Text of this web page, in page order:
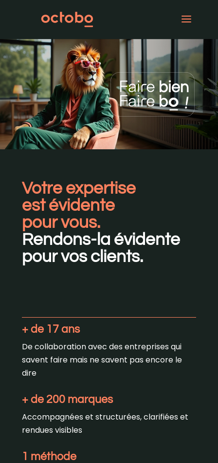
Votre expertise
est évidente
pour vous.
Rendons-la évidente
pour vos clients.
+ de 17 ans
De collaboration avec des entreprises qui
savent faire mais ne savent pas encore le
dire
+ de 200 marques
Accompagnées et structurées, clarifiées et
rendues visibles
1 méthode